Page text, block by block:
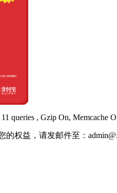
queries , Gzip On, Memcache
的权益，请发邮件至：